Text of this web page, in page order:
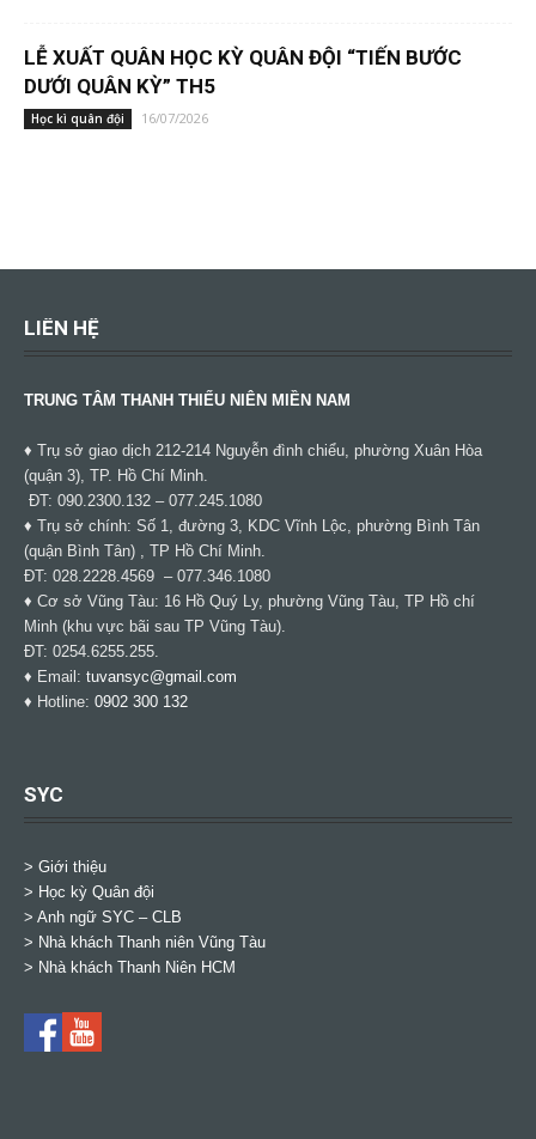
LỄ XUẤT QUÂN HỌC KỲ QUÂN ĐỘI “TIẾN BƯỚC
DƯỚI QUÂN KỲ” TH5
Học kì quân đội 16/07/2026
LIÊN HỆ
TRUNG TÂM THANH THIẾU NIÊN MIỀN NAM
♦ Trụ sở giao dịch 212-214 Nguyễn đình chiểu, phường Xuân Hòa
(quận 3), TP. Hồ Chí Minh.
ĐT: 090.2300.132 – 077.245.1080
♦ Trụ sở chính: Số 1, đường 3, KDC Vĩnh Lộc, phường Bình Tân
(quận Bình Tân) , TP Hồ Chí Minh.
ĐT: 028.2228.4569 – 077.346.1080
♦ Cơ sở Vũng Tàu: 16 Hồ Quý Ly, phường Vũng Tàu, TP Hồ chí
Minh (khu vực bãi sau TP Vũng Tàu).
ĐT: 0254.6255.255.
♦ Email: tuvansyc@gmail.com
♦ Hotline: 0902 300 132
SYC
> Giới thiệu
> Học kỳ Quân đội
> Anh ngữ SYC – CLB
> Nhà khách Thanh niên Vũng Tàu
> Nhà khách Thanh Niên HCM